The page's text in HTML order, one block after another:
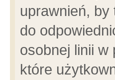
uprawnień, by
do
osobnej linii w
które